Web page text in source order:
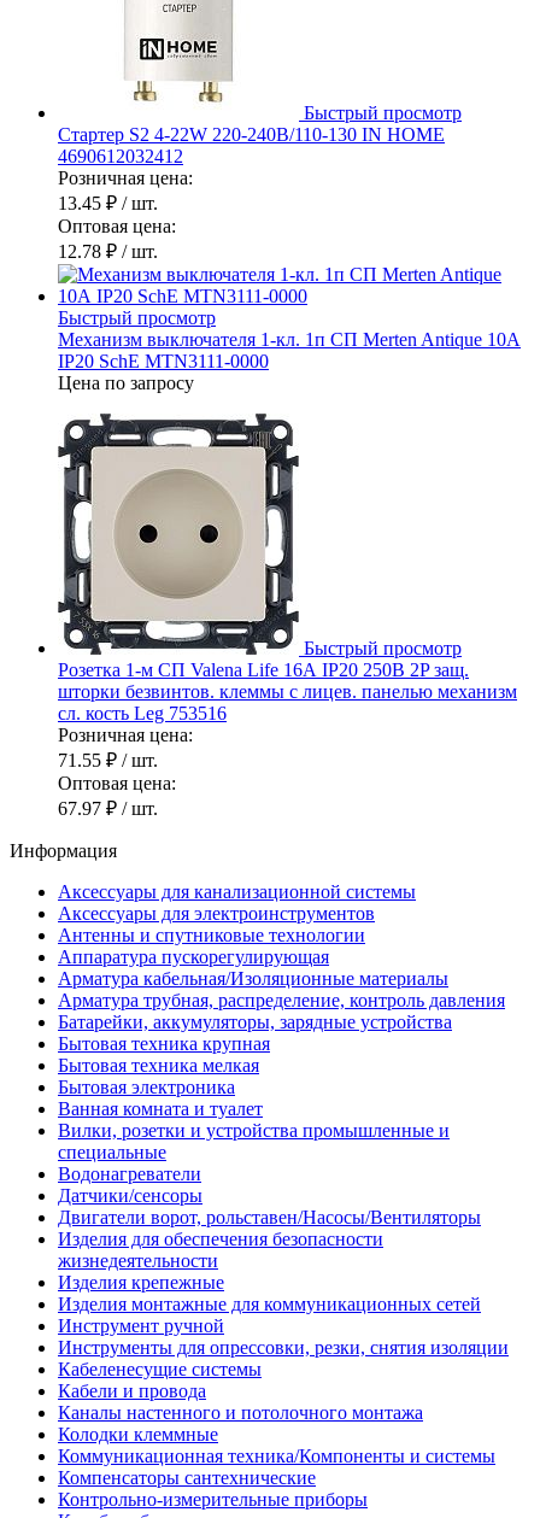
Быстрый просмотр
Стартер S2 4-22W 220-240В/110-130 IN HOME
4690612032412
Розничная цена:
13.45 ₽ / шт.
Оптовая цена:
12.78 ₽ / шт.
Быстрый просмотр
Механизм выключателя 1-кл. 1п СП Merten Antique 10А
IP20 SchE MTN3111-0000
Цена по запросу
Быстрый просмотр
Розетка 1-м СП Valena Life 16А IP20 250В 2P защ.
шторки безвинтов. клеммы с лицев. панелью механизм
сл. кость Leg 753516
Розничная цена:
71.55 ₽ / шт.
Оптовая цена:
67.97 ₽ / шт.
Информация
Аксессуары для канализационной системы
Аксессуары для электроинструментов
Антенны и спутниковые технологии
Аппаратура пускорегулирующая
Арматура кабельная/Изоляционные материалы
Арматура трубная, распределение, контроль давления
Батарейки, аккумуляторы, зарядные устройства
Бытовая техника крупная
Бытовая техника мелкая
Бытовая электроника
Ванная комната и туалет
Вилки, розетки и устройства промышленные и
специальные
Водонагреватели
Датчики/сенсоры
Двигатели ворот, рольставен/Насосы/Вентиляторы
Изделия для обеспечения безопасности
жизнедеятельности
Изделия крепежные
Изделия монтажные для коммуникационных сетей
Инструмент ручной
Инструменты для опрессовки, резки, снятия изоляции
Кабеленесущие системы
Кабели и провода
Каналы настенного и потолочного монтажа
Колодки клеммные
Коммуникационная техника/Компоненты и системы
Компенсаторы сантехнические
Контрольно-измерительные приборы